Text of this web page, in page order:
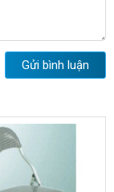
Gửi bình luận